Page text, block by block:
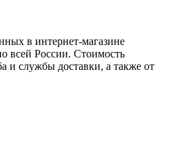
в интернет-магазине
всей России. Стоимость
и службы доставки, а также от